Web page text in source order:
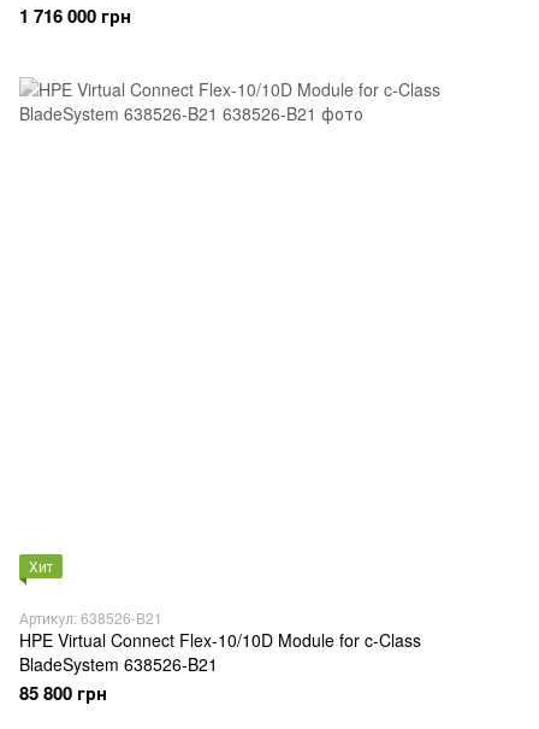
1 716 000 грн
Хит
Артикул: 638526-B21
HPE Virtual Connect Flex-10/10D Module for c-Class
BladeSystem 638526-B21
85 800 грн